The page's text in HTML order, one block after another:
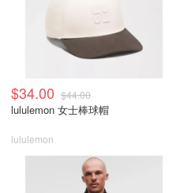
$34.00 $44.00
lululemon 女士棒球帽
lululemon